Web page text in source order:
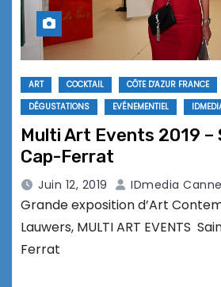
ART COCKTAIL CÔTE D'AZUR FRANCE
DÉGUSTATIONS
EVÉNEMENTIEL
Multi Art Events 2019
Cap-Ferrat
Juin 12, 2019 IDmedia
Grande exposition d’Art
Lauwers, MULTI ART EVENTS
Ferrat